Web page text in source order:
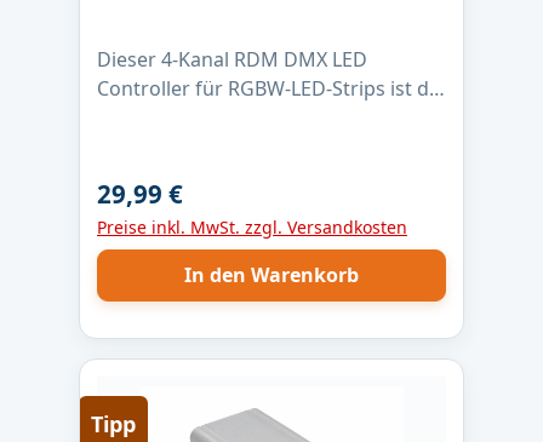
Dieser 4-Kanal RDM DMX LED
Controller für RGBW-LED-Strips ist die
PWM-Dimmung und 1 kHz PWM-
Frequenz ermöglicht er eine absolut
flimmerfreie Steuerung – auch bei
langsamen Farbverläufen. Der
für saubere Masse-Schaltung. Dank
Regulärer Preis:
29,99 €
Preise inkl. MwSt. zzgl. Versandkosten
In den Warenkorb
Tipp